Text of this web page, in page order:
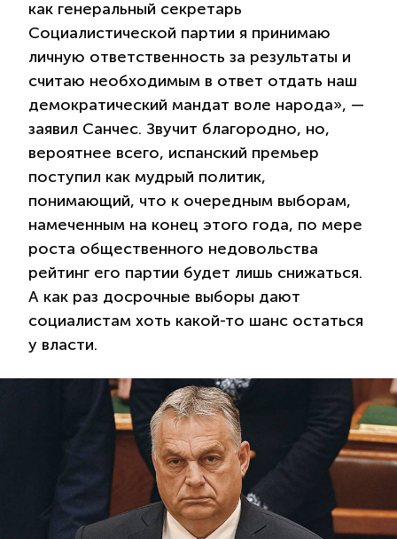
как генеральный секретарь
Социалистической партии я принимаю
личную ответственность за результаты и
считаю необходимым в ответ отдать наш
демократический мандат воле народа», —
заявил Санчес. Звучит благородно, но,
вероятнее всего, испанский премьер
поступил как мудрый политик,
понимающий, что к очередным выборам,
намеченным на конец этого года, по мере
роста общественного недовольства
рейтинг его партии будет лишь снижаться.
А как раз досрочные выборы дают
социалистам хоть какой-то шанс остаться
у власти.